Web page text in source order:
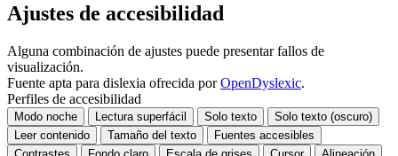
campo
Ajustes de accesibilidad
Alguna combinación de ajustes puede presentar fallos de
visualización.
Fuente apta para dislexia ofrecida porOpenDyslexic.
Perfiles de accesibilidad
Modo noche Lectura superfácil Solo texto
Solo texto (oscuro)
Leer contenido
Tamaño del texto
Fuentes accesibles